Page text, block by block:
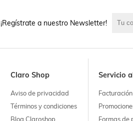
¡Regístrate a nuestro Newsletter!
Claro Shop
Aviso de privacidad
Términos y condiciones
Blog Claroshop
Servicio
Formas de